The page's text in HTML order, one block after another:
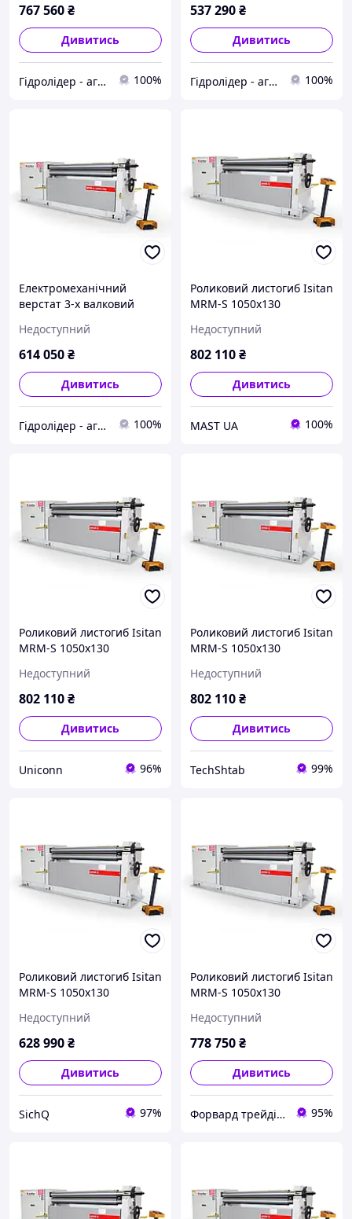
767 560₴
Дивитись
Гідролідер - агротехніка, промислове та будівельне обладнання 100%
537 290₴
Дивитись
Гідролідер - агротехніка, промислове та будівельне обладнання 100%
Електромеханічний
верстат 3-х валковий
Недоступний
614 050₴
Дивитись
Гідролідер - агротехніка, промислове та будівельне обладнання 100%
Роликовий листогиб Isitan
MRM-S 1050x130
Недоступний
802 110₴
Дивитись
MAST UA 100%
Роликовий листогиб Isitan
MRM-S 1050x130
Недоступний
802 110₴
Дивитись
Uniconn 96%
Роликовий листогиб Isitan
MRM-S 1050x130
Недоступний
802 110₴
Дивитись
TechShtab 99%
Роликовий листогиб Isitan
MRM-S 1050x130
Недоступний
628 990₴
Дивитись
SichQ 97%
Роликовий листогиб Isitan
MRM-S 1050x130
Недоступний
778 750₴
Дивитись
Форвард трейдінг груп ТОВ 95%